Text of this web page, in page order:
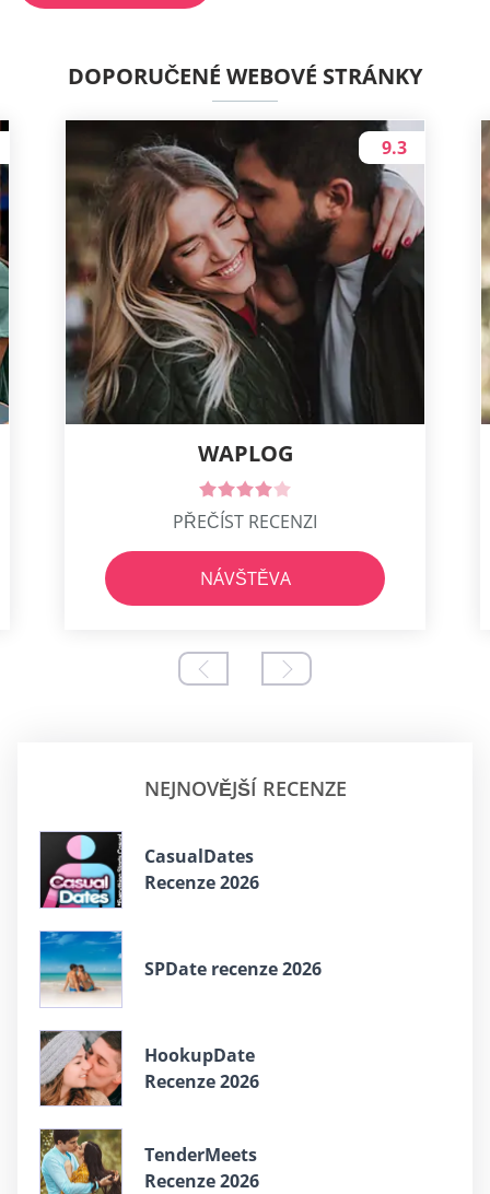
DOPORUČENÉ WEBOVÉ STRÁNKY
WAPLOG
9.3
PŘEČÍST RECENZI
NÁVŠTĚVA
NEJNOVĚJŠÍ RECENZE
СasualDates
Recenze 2026
SPDate recenze 2026
HookupDate
Recenze 2026
TenderMeets
Recenze 2026